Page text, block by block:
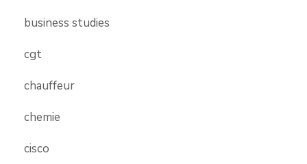
business studies
cgt
chauffeur
chemie
cisco